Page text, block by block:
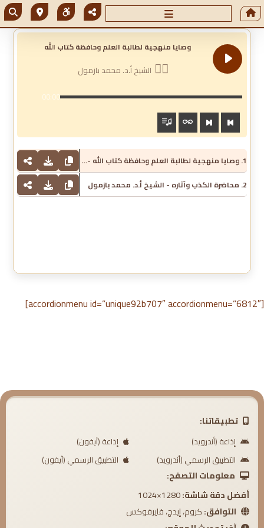
وصايا منهجية لطالبة العلم وحافظة كتاب الله
الشيخ أ.د. محمد بازمول
00:00
1. وصايا منهجية لطالبة العلم وحافظة كتاب الله - الشيخ أ.د. محمد بازمول
2. محاضرة الكذب وآثاره - الشيخ أ.د. محمد بازمول
[accordionmenu id=”unique92b707″ accordionmenu=”6812″]
تطبيقاتنا:
إذاعة (أندرويد)
إذاعة (آيفون)
التطبيق الرسمي (أندرويد)
التطبيق الرسمي (آيفون)
معلومات التصفح:
أفضل دقة شاشة:
التوافق:كروم، إيدج، فايرفوكس